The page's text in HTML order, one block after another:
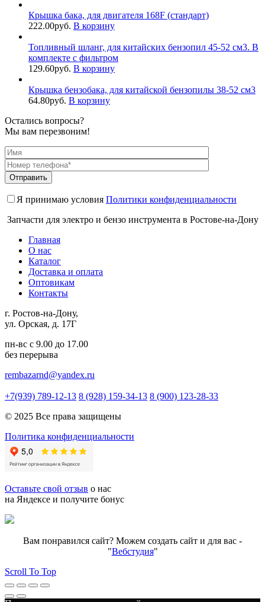
Крышка бака, для двигателя 168F (стандарт)
222.00руб. В корзину
Топливный шланг, для китайских бензопил 45-52 см3. В
комплекте с фильтром
129.60руб. В корзину
Крышка бензобака, для китайской бензопилы 38-52 см3
64.80руб. В корзину
Остались вопросы?
Мы вам перезвоним!
Я принимаю условия Политики конфиденциальности
Запчасти для электро и бензо инструмента в Ростове-на-Дону
Главная
О нас
Каталог
Доставка и оплата
Оптовикам
Контакты
г. Ростов-на-Дону,
ул. Орская, д. 17Г
пн-вс с 9.00 до 17.00
без перерыва
rembazarnd@yandex.ru
+7(939) 789-12-13 8 (928) 159-34-13 8 (900) 123-28-33
© 2025 Все права защищены
Политика конфиденциальности
Оставьте свой отзыв о нас
на Яндексе и получите бонус
Вам понравился сайт? Можем создать сайт и для вас -
"Вебстудия"
Scroll To Top